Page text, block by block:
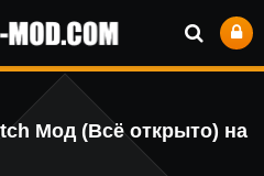
Мод (Всё открыто) на